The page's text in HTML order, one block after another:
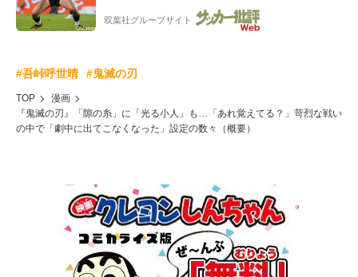
のことどんだけ好きなんよw」
双葉社グループサイト
#吾峠呼世晴 #鬼滅の刃
TOP
漫画
『鬼滅の刃』「隙の糸」に「光る小人」も…「あれ覚えてる？」苛烈な戦い
の中で「劇中に出てこなくなった」設定の数々（概要）